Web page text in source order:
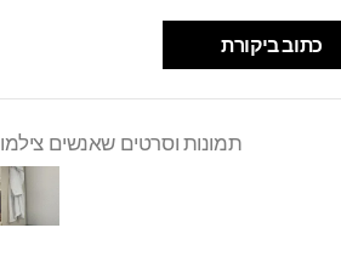
כתוב ביקורת
תמונות וסרטים שאנשים צילמו